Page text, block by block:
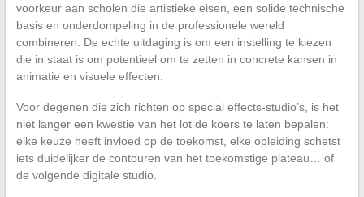
voorkeur aan scholen die artistieke eisen, een solide technische
basis en onderdompeling in de professionele wereld
combineren. De echte uitdaging is om een instelling te kiezen
die in staat is om potentieel om te zetten in concrete kansen in
animatie en visuele effecten.
Voor degenen die zich richten op special effects-studio’s, is het
niet langer een kwestie van het lot de koers te laten bepalen:
elke keuze heeft invloed op de toekomst, elke opleiding schetst
iets duidelijker de contouren van het toekomstige plateau… of
de volgende digitale studio.